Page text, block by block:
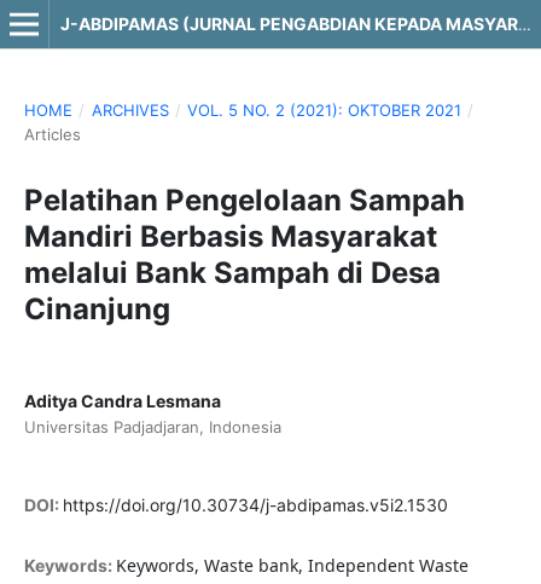
J-ABDIPAMAS (JURNAL PENGABDIAN KEPADA MASYARAKAT)
HOME / ARCHIVES / VOL. 5 NO. 2 (2021): OKTOBER 2021 /
Articles
Pelatihan Pengelolaan Sampah
Mandiri Berbasis Masyarakat
melalui Bank Sampah di Desa
Cinanjung
Aditya Candra Lesmana
Universitas Padjadjaran, Indonesia
DOI: https://doi.org/10.30734/j-abdipamas.v5i2.1530
Keywords: Keywords, Waste bank, Independent Waste